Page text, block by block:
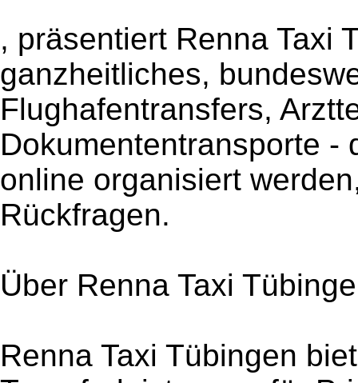
, präsentiert Renna Taxi
ganzheitliches,
Flughafentransfers,
Dokumententransporte -
online organisiert
Rückfragen.
Über Renna Taxi
Renna Taxi Tübingen